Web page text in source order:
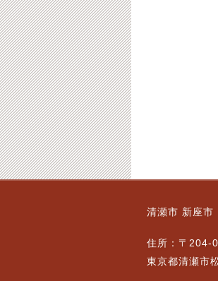
10月11日（金）通常営
業です。
2024-10-11
業です。【ご
清瀬市 新座市
住所：〒204-
東京都清瀬市